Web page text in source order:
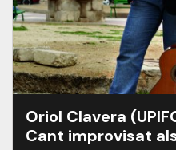
Oriol Clavera
Cant improvisat